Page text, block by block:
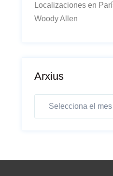
Localizaciones en
Woody Allen
Arxius